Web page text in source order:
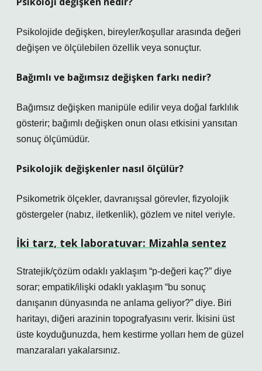
Psikolojide değişken, bireyler/koşullar arasında değeri
değişen ve ölçülebilen özellik veya sonuçtur.
Bağımlı ve bağımsız değişken farkı nedir?
Bağımsız değişken manipüle edilir veya doğal farklılık
gösterir; bağımlı değişken onun olası etkisini yansıtan
sonuç ölçümüdür.
Psikolojik değişkenler nasıl ölçülür?
Psikometrik ölçekler, davranışsal görevler, fizyolojik
göstergeler (nabız, iletkenlik), gözlem ve nitel veriyle.
İki tarz, tek laboratuvar: Mizahla sentez
Stratejik/çözüm odaklı yaklaşım “p-değeri kaç?” diye
sorar; empatik/ilişki odaklı yaklaşım “bu sonuç
danışanın dünyasında ne anlama geliyor?” diye. Biri
haritayı, diğeri arazinin topografyasını verir. İkisini üst
üste koyduğunuzda, hem kestirme yolları hem de güzel
manzaraları yakalarsınız.